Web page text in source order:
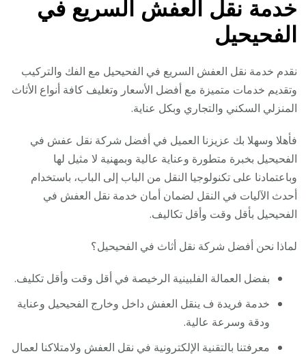
خدمة نقل العفش السريع في
الفحيحيل
نقدم خدمة نقل العفش السريع في الفحيحيل مع الفك والتركيب
وتقديم خدمات متميزة مع أفضل الأسعار وتغليف كافة أنواع الأثاث
المنزلي السكني والتجاري وبكل عناية.
فأهلا وسهلا بك عزيزنا العميل في أفضل شركة نقل عفش في
الفحيحيل بخبرة متطورة وعناية عالية وبمهنية لا مثيل لها
وباعتمادنا على تكنولوجيا النقل من الباب إلى الباب، باستخدام
أحدث الآليات في النقل لضمان أمان خدمة نقل العفش في
الفحيحيل بأقل وقت وأقل تكاليف.
لماذا نحن أفضل شركة نقل أثاث في الفحيحيل؟
بفضل العمالة الفلبينية الرخيصة في أقل وقت وأقل تكليف.
خدمة فريدة ف ينقل العفش داخل وخارج الفحيحيل وعناية
ودقة وسرعة عالية.
معرفتنا بالتقنية الإلكترونية في نقل العفش ولامتلاكنا لعمال